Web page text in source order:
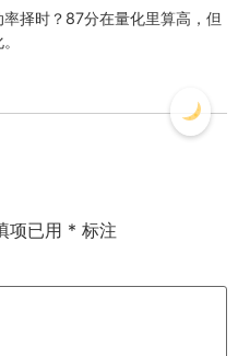
择时？87分在量化里算高，但
项已用 * 标注